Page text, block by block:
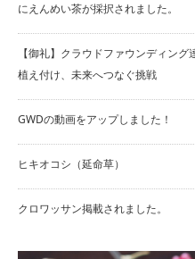
にえんめい茶が採択されました。
【御礼】クラウドファウンディン
植え付け、未来へつなぐ挑戦
GWDの動画をアップしました！
ヒキオコシ（延命草）
クロワッサン掲載されました。